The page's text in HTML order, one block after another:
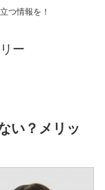
つ情報を！
ー
い？メリッ